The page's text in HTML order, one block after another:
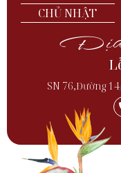
CHỦ NHẬT
Địa
SN 76,Đường